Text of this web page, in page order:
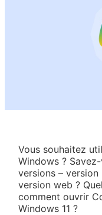
Vous souhaitez
Windows ?
versions –
version web ?
comment ouvrir
Windows 11 ?